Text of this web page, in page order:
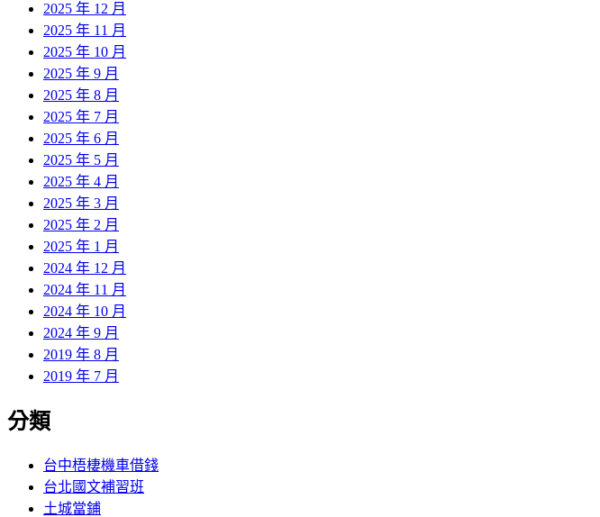
2025 年 12 月
2025 年 11 月
2025 年 10 月
2025 年 9 月
2025 年 8 月
2025 年 7 月
2025 年 6 月
2025 年 5 月
2025 年 4 月
2025 年 3 月
2025 年 2 月
2025 年 1 月
2024 年 12 月
2024 年 11 月
2024 年 10 月
2024 年 9 月
2019 年 8 月
2019 年 7 月
分類
台中梧棲機車借錢
台北國文補習班
土城當鋪